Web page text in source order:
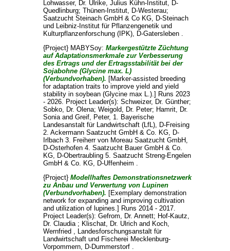
Lohwasser, Dr. Ulrike, Julius Kühn-Institut, D-
Quedlinburg; Thünen-Institut, D-Westerau;
Saatzucht Steinach GmbH & Co KG, D-Steinach
und Leibniz-Institut für Pflanzengenetik und
Kulturpflanzenforschung (IPK), D-Gatersleben .
{Project} MABYSoy: Markergestützte Züchtung
auf Adaptationsmerkmale zur Verbesserung
des Ertrags und der Ertragsstabilität bei der
Sojabohne (Glycine max. L)
(Verbundvorhaben). [Marker-assisted breeding
for adaptation traits to improve yield and yield
stability in soybean (Glycine max L.).] Runs 2023
- 2026. Project Leader(s): Schweizer, Dr. Günther;
Sobko, Dr. Olena; Weigold, Dr. Peter; Hamrit, Dr.
Soniaand Greif, Peter, 1. Bayerische
Landesanstalt für Landwirtschaft (LfL), D-Freising
2. Ackermann Saatzucht GmbH & Co. KG, D-
Irlbach 3. Freiherr von Moreau Saatzucht GmbH,
D-Osterhofen 4. Saatzucht Bauer GmbH & Co.
KG, D-Obertraubling 5. Saatzucht Streng-Engelen
GmbH & Co. KG, D-Uffenheim .
{Project} Modellhaftes Demonstrationsnetzwerk
zu Anbau und Verwertung von Lupinen
(Verbundvorhaben). [Exemplary demonstration
network for expanding and improving cultivation
and utilization of lupines.] Runs 2014 - 2017.
Project Leader(s): Gefrom, Dr. Annett; Hof-Kautz,
Dr. Claudia ; Klischat, Dr. Ulrich and Koch,
Wernfried , Landesforschungsanstalt für
Landwirtschaft und Fischerei Mecklenburg-
Vorpommern, D-Dummerstorf .